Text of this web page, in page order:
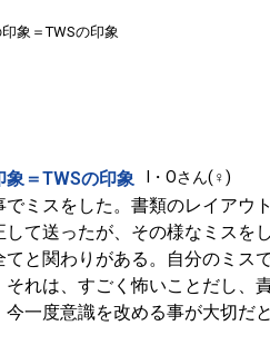
象＝TWSの印象
象＝TWSの印象 I・Oさん(♀)
でミスをした。書類のレイアウ
して送ったが、その様なミスを
てと関わりがある。自分のミス
それは、すごく怖いことだし、
一度意識を改める事が大切だと